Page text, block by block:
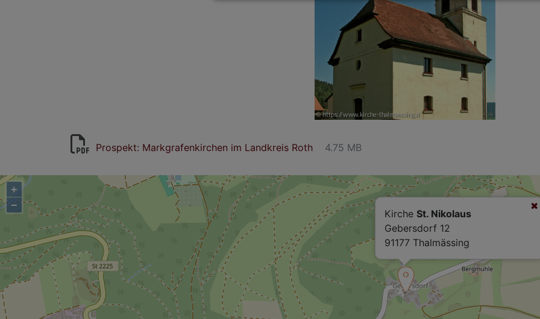
Prospekt: Markgrafenkirchen im Landkreis Roth 4.75 MB
Kirche St. Nikolaus
Gebersdorf 12
91177 Thalmässing
+
−